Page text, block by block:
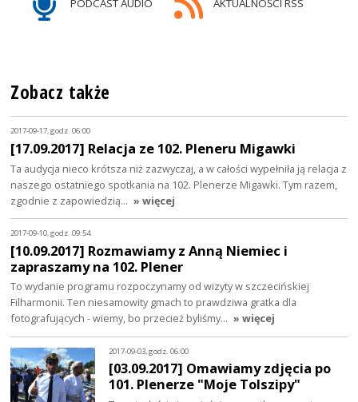
PODCAST AUDIO AKTUALNOŚCI RSS
Zobacz także
2017-09-17, godz. 06:00
[17.09.2017] Relacja ze 102. Pleneru Migawki
Ta audycja nieco krótsza niż zazwyczaj, a w całości wypełniła ją relacja z
naszego ostatniego spotkania na 102. Plenerze Migawki. Tym razem,
zgodnie z zapowiedzią… » więcej
2017-09-10, godz. 09:54
[10.09.2017] Rozmawiamy z Anną Niemiec i
zapraszamy na 102. Plener
To wydanie programu rozpoczynamy od wizyty w szczecińskiej
Filharmonii. Ten niesamowity gmach to prawdziwa gratka dla
fotografujących - wiemy, bo przecież byliśmy… » więcej
2017-09-03, godz. 06:00
[03.09.2017] Omawiamy zdjęcia po
101. Plenerze "Moje Tolszipy"